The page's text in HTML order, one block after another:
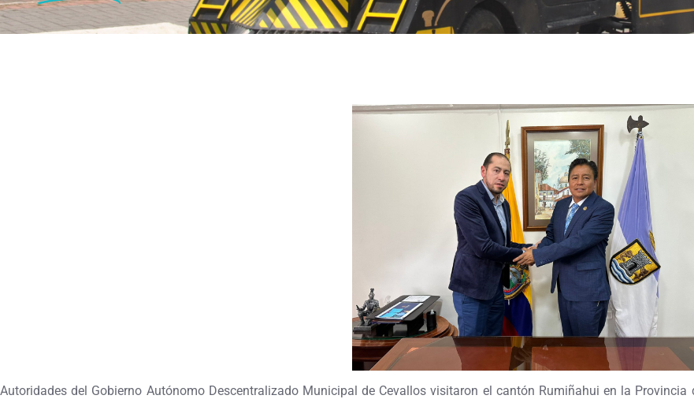
Autoridades del Gobierno Autónomo Descentralizado Municipal de Cevallos visitaron el cantón Rumiñahui en la